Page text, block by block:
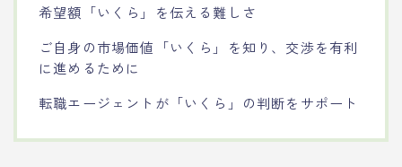
希望額「いくら」を伝える難しさ
ご自身の市場価値「いくら」を知り、交渉を有利
に進めるために
転職エージェントが「いくら」の判断をサポート